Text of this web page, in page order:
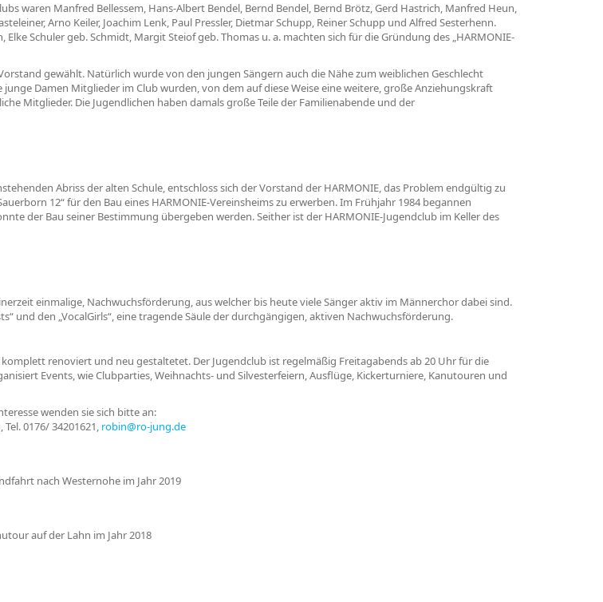
waren Manfred Bellessem, Hans-Albert Bendel, Bernd Bendel, Bernd Brötz, Gerd Hastrich, Manfred Heun,
Arno Keiler, Joachim Lenk, Paul Pressler, Dietmar Schupp, Reiner Schupp und Alfred Sesterhenn.
Schuler geb. Schmidt, Margit Steiof geb. Thomas u. a. machten sich für die Gründung des „HARMONIE-
gewählt. Natürlich wurde von den jungen Sängern auch die Nähe zum weiblichen Geschlecht
Damen Mitglieder im Club wurden, von dem auf diese Weise eine weitere, große Anziehungskraft
Mitglieder. Die Jugendlichen haben damals große Teile der Familienabende und der
Abriss der alten Schule, entschloss sich der Vorstand der HARMONIE, das Problem endgültig zu
12“ für den Bau eines HARMONIE-Vereinsheims zu erwerben. Im Frühjahr 1984 begannen
der Bau seiner Bestimmung übergeben werden. Seither ist der HARMONIE-Jugendclub im Keller des
einmalige, Nachwuchsförderung, aus welcher bis heute viele Sänger aktiv im Männerchor dabei sind.
und den „VocalGirls“, eine tragende Säule der durchgängigen, aktiven Nachwuchsförderung.
renoviert und neu gestaltetet. Der Jugendclub ist regelmäßig Freitagabends ab 20 Uhr für die
Events, wie Clubparties, Weihnachts- und Silvesterfeiern, Ausflüge, Kickerturniere, Kanutouren und
wenden sie sich bitte an:
Tel. 0176/ 34201621, robin@ro-jung.de
nach Westernohe im Jahr 2019
auf der Lahn im Jahr 2018